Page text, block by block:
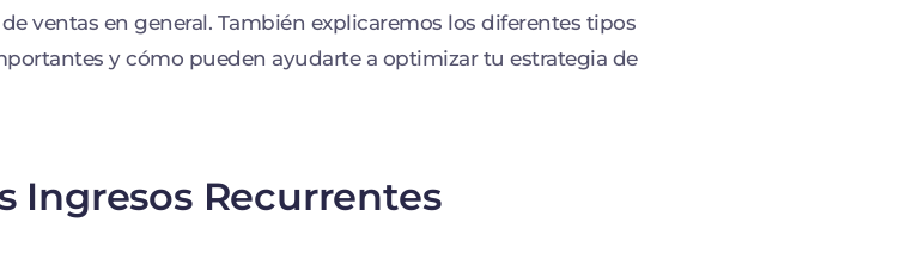
ventas en general. También explicaremos los diferentes tipos
y cómo pueden ayudarte a optimizar tu estrategia de
Ingresos Recurrentes